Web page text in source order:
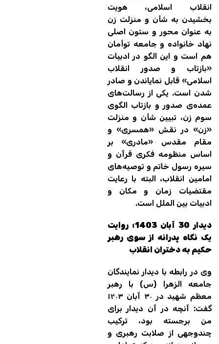
انقلاب اسلامی، هویت
بخشیدن به شأن و منزلت زن
به عنوان محور و ستون اصلی
نهاد خانواده و جامعه توأمان
هم است و این الگو در ادبیات
«بازتاب و صدور انقلاب
اسلامی» قابل نمایاندن و صادر
شدن است. یکی از رسالت‌های
عمده‌ی صدور و بازتاب الگوی
سوم زن، تبیین شأن و منزلت
«زن» در نقش «همسری» و
مقام مقدس «مادری» بر
اساس منظومه فکری قرآن و
سیره رسول خاتم و توصیه‌های
امامین انقلاب، البته با رعایت
مقتضیات زمان و مکان و
ادبیات بین الملل است.
دیدار 30 آبان 1403؛ روایت
یک نگاه پدرانه‌ از سوی رهبر
حکیم به دختران انقلاب
وی در رابطه با دیدار نمایندگان
جامعه الزهرا (س) با رهبر
معظم شهید در ۳۰ آبان ۱۴۰۳
گفت: آنچه در آن دیدار برای
من برجسته بود، ترکیب
چندوجهی از صلابت رهبری و